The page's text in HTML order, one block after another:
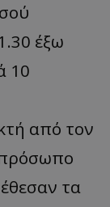
έξω
10
από τον
τα